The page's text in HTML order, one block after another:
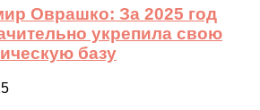
Оврашко: За 2025 год
укрепила свою
базу